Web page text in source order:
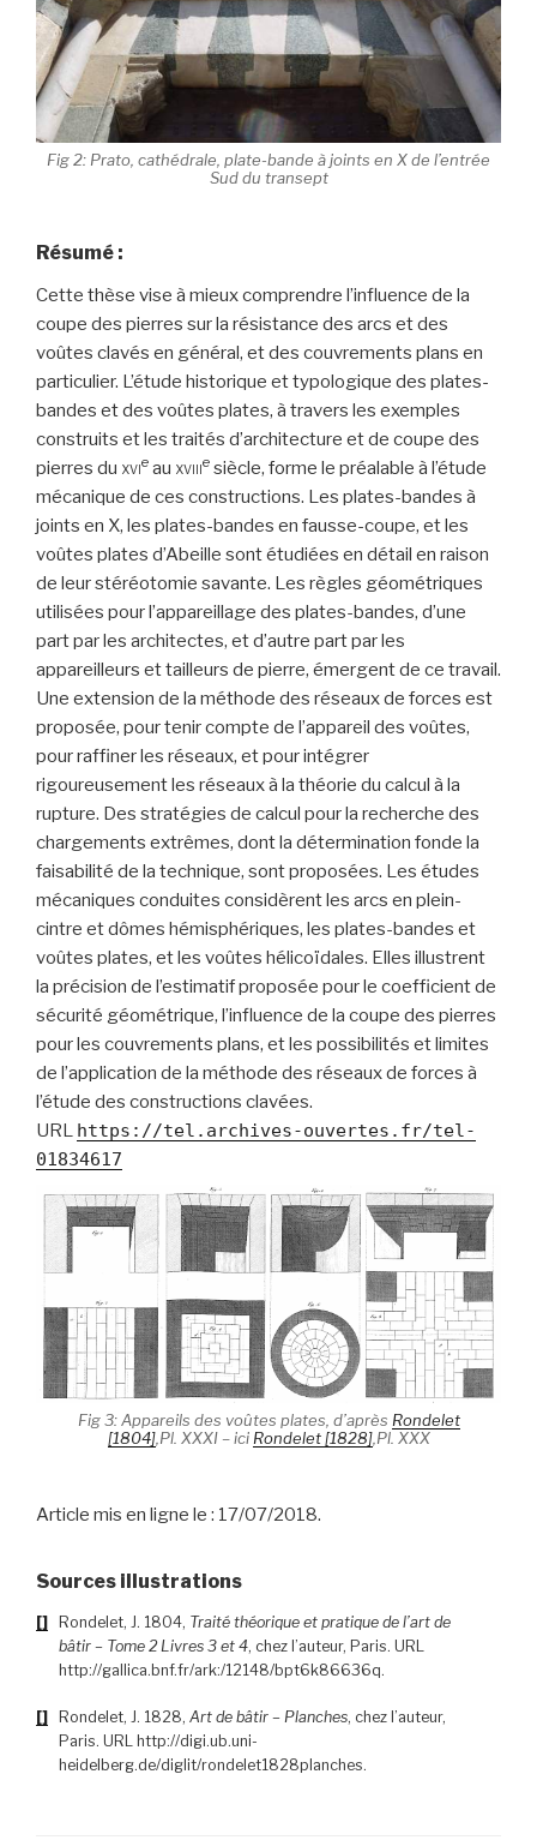
Fig 2: Prato, cathédrale, plate-bande à joints en X de l’entrée
Sud du transept
Résumé :
Cette thèse vise à mieux comprendre l’influence de la
coupe des pierres sur la résistance des arcs et des
voûtes clavés en général, et des couvrements plans en
particulier. L’étude historique et typologique des plates-
bandes et des voûtes plates, à travers les exemples
construits et les traités d’architecture et de coupe des
pierres du XVIe au XVIIIe siècle, forme le préalable à l’étude
mécanique de ces constructions. Les plates-bandes à
joints en X, les plates-bandes en fausse-coupe, et les
voûtes plates d’Abeille sont étudiées en détail en raison
de leur stéréotomie savante. Les règles géométriques
utilisées pour l’appareillage des plates-bandes, d’une
part par les architectes, et d’autre part par les
appareilleurs et tailleurs de pierre, émergent de ce travail.
Une extension de la méthode des réseaux de forces est
proposée, pour tenir compte de l’appareil des voûtes,
pour raffiner les réseaux, et pour intégrer
rigoureusement les réseaux à la théorie du calcul à la
rupture. Des stratégies de calcul pour la recherche des
chargements extrêmes, dont la détermination fonde la
faisabilité de la technique, sont proposées. Les études
mécaniques conduites considèrent les arcs en plein-
cintre et dômes hémisphériques, les plates-bandes et
voûtes plates, et les voûtes hélicoïdales. Elles illustrent
la précision de l’estimatif proposée pour le coefficient de
sécurité géométrique, l’influence de la coupe des pierres
pour les couvrements plans, et les possibilités et limites
de l’application de la méthode des réseaux de forces à
l’étude des constructions clavées.
URL https://tel.archives-ouvertes.fr/tel-
01834617
Fig 3: Appareils des voûtes plates, d’après Rondelet
[1804],Pl. XXXI – iciRondelet [1828],Pl. XXX
Article mis en ligne le : 17/07/2018.
Sources illustrations
[] Rondelet, J. 1804, Traité théorique et pratique de l’art de
bâtir – Tome 2 Livres 3 et 4, chez l’auteur, Paris. URL
http://gallica.bnf.fr/ark:/12148/bpt6k86636q.
[] Rondelet, J. 1828, Art de bâtir – Planches, chez l’auteur,
Paris. URL http://digi.ub.uni-
heidelberg.de/diglit/rondelet1828planches.